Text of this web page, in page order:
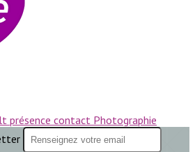
présence contact Photographie